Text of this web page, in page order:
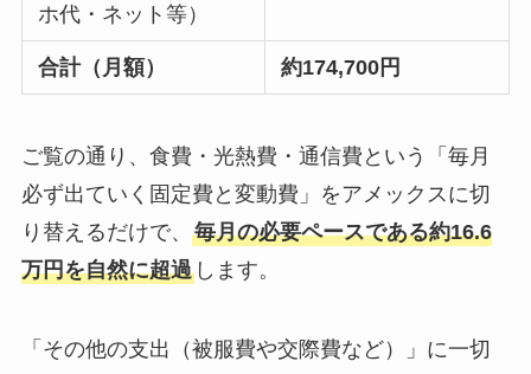
ホ代・ネット等）
合計（月額） 約174,700円
ご覧の通り、食費・光熱費・通信費という「毎月
必ず出ていく固定費と変動費」をアメックスに切
り替えるだけで、 毎月の必要ペースである約16.6
万円を自然に超過します。
「その他の支出（被服費や交際費など）」に一切